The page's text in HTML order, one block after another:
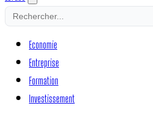
Economie
Entreprise
Formation
Investissement